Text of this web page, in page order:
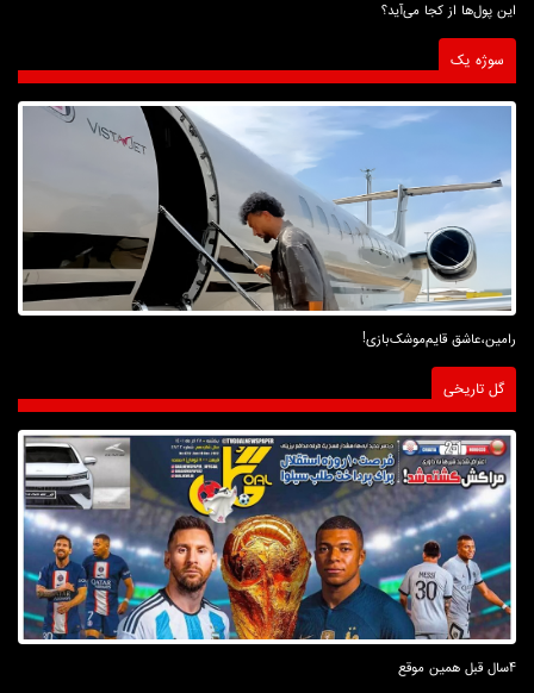
این پول‌ها از کجا می‌آید؟
سوژه یک
رامین،عاشق قایم‌موشک‌بازی!
گل تاریخی
4سال قبل همین موقع